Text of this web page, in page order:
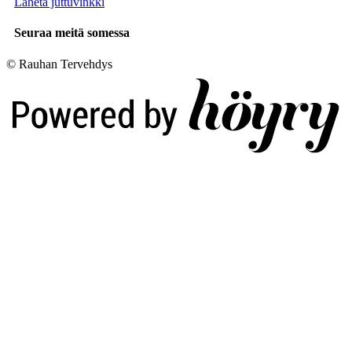
Seuraa meitä somessa
© Rauhan Tervehdys